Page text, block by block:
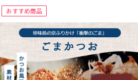
おすすめ商品